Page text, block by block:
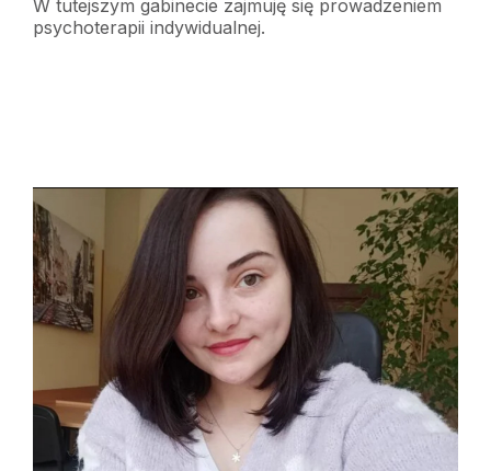
W tutejszym gabinecie zajmuję się prowadzeniem
psychoterapii indywidualnej.